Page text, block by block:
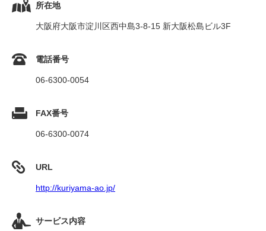
所在地
大阪府大阪市淀川区西中島3-8-15 新大阪松島ビル3F
電話番号
06-6300-0054
FAX番号
06-6300-0074
URL
http://kuriyama-ao.jp/
サービス内容